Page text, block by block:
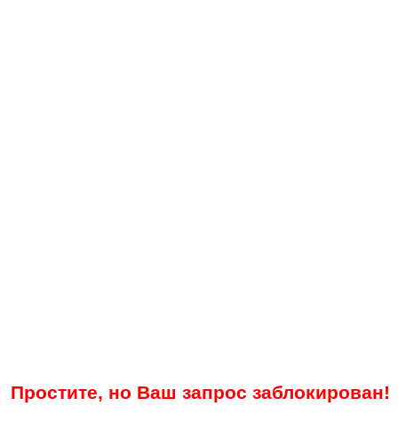
Простите, но Ваш запрос заблокирован!